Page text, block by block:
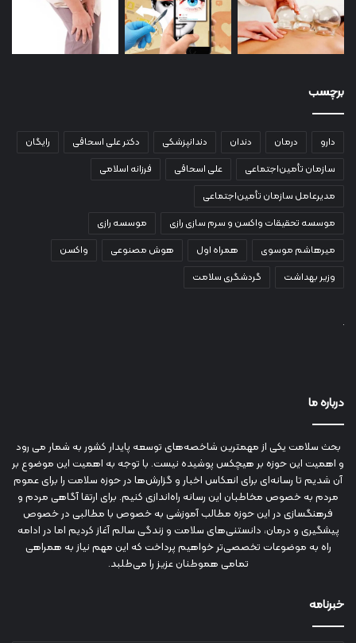
برچسب
دارو درمان دندان دندانپزشکی دکتر علی اسحاقی
رایگان
سازمان تأمین‌اجتماعی
علی اسحاقی
فرزانه اسلامی
مدیرعامل سازمان تأمین‌اجتماعی
موسسه تحقیقات واکسن و سرم سازی رازی
موسسه رازی
میرهاشم موسوی
همراه اول هوش مصنوعی
واکسن
وزیر بهداشت
گردشگری سلامت
درباره ما
بحث سلامت یکی از مهمترین شاخصه‌های توسعه پایدار کشور به شمار می رود
و اهمیت این حوزه بر هیچکس پوشیده نیست. با توجه به اهمیت این موضوع بر
آن شدیم تا رسانه‌ای برای انعکاس اخبار و گزارش‌ها در حوزه سلامت را برای عموم
مردم به خصوص مخاطبان این رسانه راه‌اندازی کنیم. برای ارتقا آگاهی مردم و
فرهنگسازی در این حوزه مطالب آموزشی به خصوص با مطالبی در خصوص
پیشگیری و درمان، دانستنی‌های سلامت و زندگی سالم آغاز کردیم اما در ادامه
راه به موضوعات تخصصی‌تر خواهیم پرداخت که این مهم نیاز به همراهی
تمامی هموطنان عزیز را می‌طلبد.
خبرنامه